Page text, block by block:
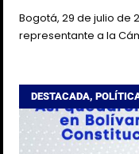
Bogotá, 29 de julio de
representante a la
DESTACADA,